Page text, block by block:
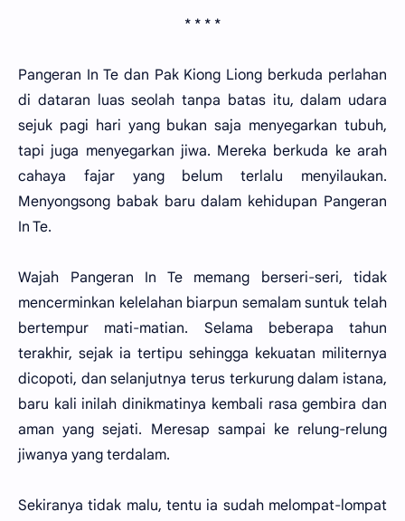
* * * *
Pangeran In Te dan Pak Kiong Liong berkuda perlahan
di dataran luas seolah tanpa batas itu, dalam udara
sejuk pagi hari yang bukan saja menyegarkan tubuh,
tapi juga menyegarkan jiwa. Mereka berkuda ke arah
cahaya fajar yang belum terlalu menyilaukan.
Menyongsong babak baru dalam kehidupan Pangeran
In Te.
Wajah Pangeran In Te memang berseri-seri, tidak
mencerminkan kelelahan biarpun semalam suntuk telah
bertempur mati-matian. Selama beberapa tahun
terakhir, sejak ia tertipu sehingga kekuatan militernya
dicopoti, dan selanjutnya terus terkurung dalam istana,
baru kali inilah dinikmatinya kembali rasa gembira dan
aman yang sejati. Meresap sampai ke relung-relung
jiwanya yang terdalam.
Sekiranya tidak malu, tentu ia sudah melompat-lompat